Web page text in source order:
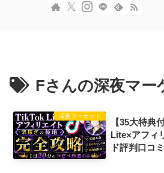
Fさんの深夜マー
深夜マーケット
【35大特典
Lite×アフィ
ド評判口コ